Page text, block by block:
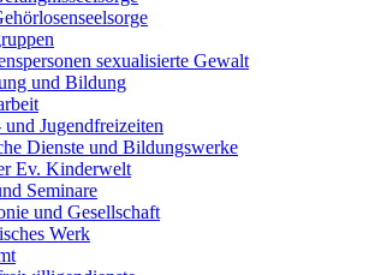
sexualisierte Gewalt
und Bildung
Jugendfreizeiten
Dienste und Bildungswerke
Ev. Kinderwelt
Seminare
und Gesellschaft
Werk